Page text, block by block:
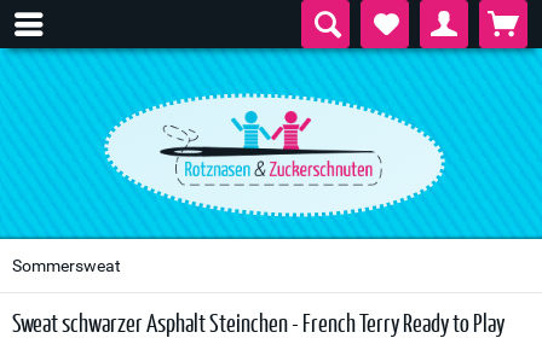
Sommersweat
Sweat schwarzer Asphalt Steinchen - French Terry Ready to Play